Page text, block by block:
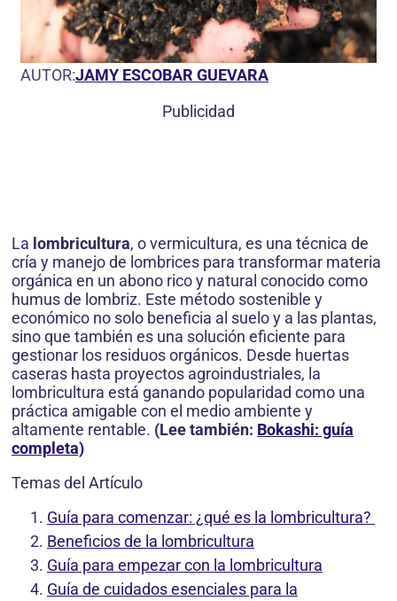
AUTOR:JAMY ESCOBAR GUEVARA
Publicidad
La lombricultura, o vermicultura, es una técnica de
cría y manejo de lombrices para transformar materia
orgánica en un abono rico y natural conocido como
humus de lombriz. Este método sostenible y
económico no solo beneficia al suelo y a las plantas,
sino que también es una solución eficiente para
gestionar los residuos orgánicos. Desde huertas
caseras hasta proyectos agroindustriales, la
lombricultura está ganando popularidad como una
práctica amigable con el medio ambiente y
altamente rentable. (Lee también: Bokashi: guía
completa)
Temas del Artículo
Guía para comenzar: ¿qué es la lombricultura?
Beneficios de la lombricultura
Guía para empezar con la lombricultura
Guía de cuidados esenciales para la